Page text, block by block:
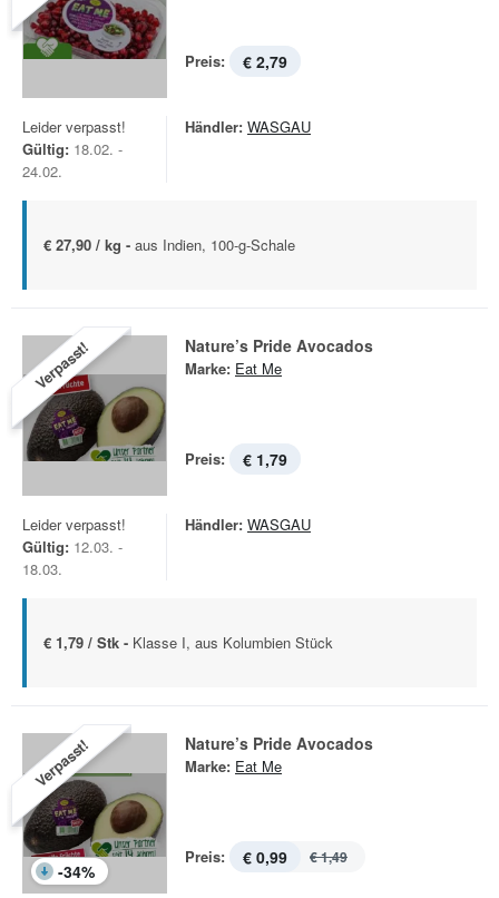
Preis: € 2,79
Leider verpasst!
Gültig: 18.02. -
24.02.
Händler: WASGAU
€ 27,90 / kg - aus Indien, 100-g-Schale
Verpasst! Nature’s Pride Avocados
Marke: Eat Me
Preis: € 1,79
Leider verpasst!
Gültig: 12.03. -
18.03.
Händler: WASGAU
€ 1,79 / Stk - Klasse I, aus Kolumbien Stück
Verpasst!
-34%
Nature’s Pride Avocados
Marke: Eat Me
Preis: € 0,99 € 1,49